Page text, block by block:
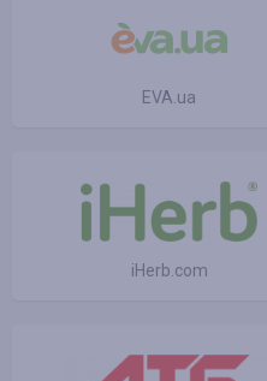
EVA.ua
iHerb.com